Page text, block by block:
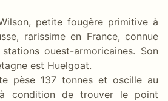
petite fougère primitive à
rarissime en France, connue
ouest-armoricaines. Son
est Huelgoat.
pèse 137 tonnes et oscille au
condition de trouver le point